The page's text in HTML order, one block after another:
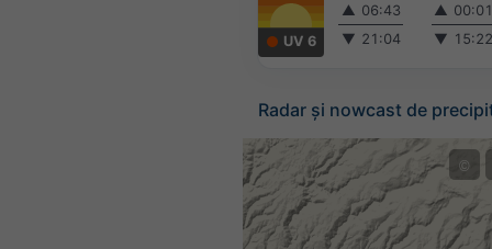
UV 6
▲ 06:43
▼ 21:04
▲
▼
Radar și nowcast de
©